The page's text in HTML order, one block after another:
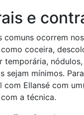
e
ocorrem
como coceira,
temporária,
mínimos.
Ellansé com
a técnica.